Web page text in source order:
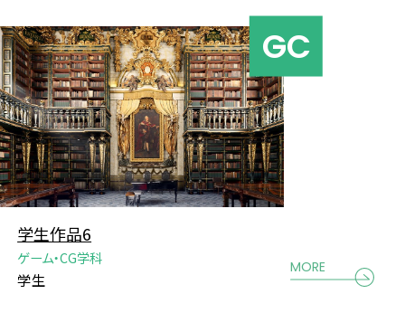
学生作品6
ゲーム・CG学科
学生
MORE